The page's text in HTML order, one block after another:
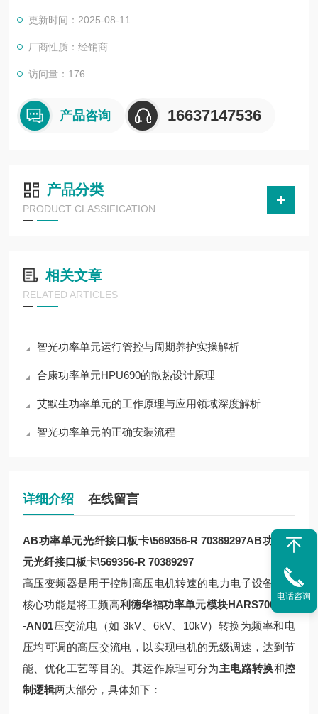
更新时间：2025-08-11
厂商性质：经销商
访问量：176
产品咨询 16637147536
产品分类
PRODUCT CLASSIFICATION
相关文章
RELATED ARTICLES
智光功率单元运行管控与周期养护实操解析
合康功率单元HPU690的散热设计原理
艾默生功率单元的工作原理与应用领域深度解析
智光功率单元的正确安装流程
详细介绍 在线留言
AB功率单元光纤接口板卡\569356-R 70389297AB功率单
元光纤接口板卡\569356-R 70389297
高压变频器是用于控制高压电机转速的电力电子设备，其
核心功能是将工频高利德华福功率单元模块HARS700/240
-AN01压交流电（如 3kV、6kV、10kV）转换为频率和电
压均可调的高压交流电，以实现电机的无级调速，达到节
能、优化工艺等目的。其运作原理可分为主电路转换和控
制逻辑两大部分，具体如下：
电话咨询